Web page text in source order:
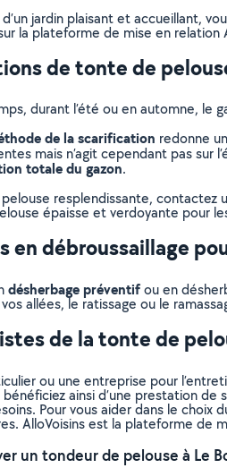
jardin plaisant et accueillant,
la plateforme de mise en relation
de tonte de
durant l’été ou en automne,
de la scarification redonne
mais n’agit cependant pas sur
totale du gazon.
resplendissante,
épaisse et verdoyante pour
en débroussaillage
désherbage préventifou en
allées, le ratissage ou le
de la tonte de
ou une entreprise pour
ainsi d’une prestation
Pour vous aider dans le
AlloVoisins est la plateforme
un tondeur de pelouse à Le